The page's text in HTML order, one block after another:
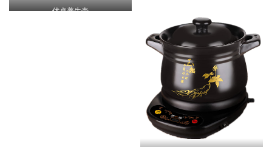
优卓养生壶